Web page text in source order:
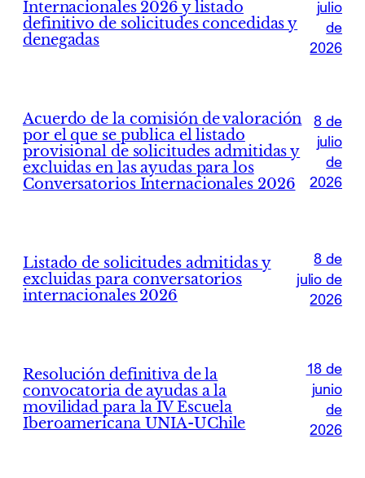
Internacionales 2026 y listado
definitivo de solicitudes concedidas y
denegadas
julio
de
2026
Acuerdo de la comisión de valoración
por el que se publica el listado
provisional de solicitudes admitidas y
excluidas en las ayudas para los
Conversatorios Internacionales 2026
8 de
julio
de
2026
Listado de solicitudes admitidas y
excluidas para conversatorios
internacionales 2026
8 de
julio de
2026
Resolución definitiva de la
convocatoria de ayudas a la
movilidad para la IV Escuela
Iberoamericana UNIA-UChile
18 de
junio
de
2026